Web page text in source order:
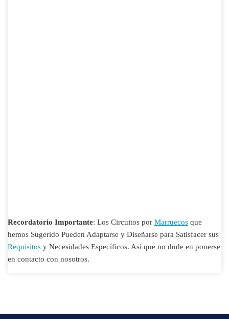
Recordatorio Importante: Los Circuitos por Marruecos que
hemos Sugerido Pueden Adaptarse y Diseñarse para Satisfacer sus
Requisitos y Necesidades Específicos. Así que no dude en ponerse
en contacto con nosotros.